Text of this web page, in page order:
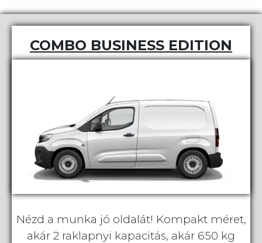
COMBO BUSINESS EDITION
Nézd a munka jó oldalát! Kompakt méret,
akár 2 raklapnyi kapacitás, akár 650 kg